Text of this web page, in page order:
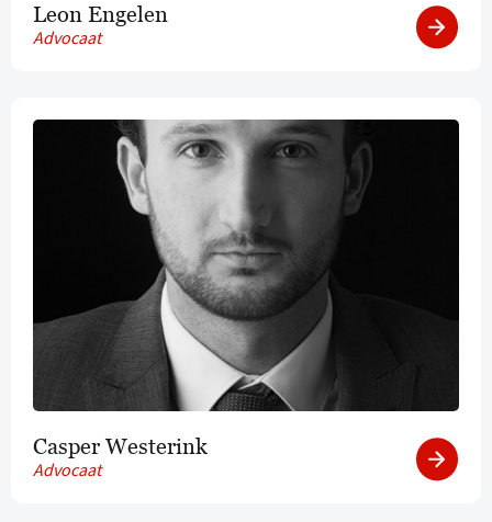
Leon Engelen
Advocaat
Casper Westerink
Advocaat